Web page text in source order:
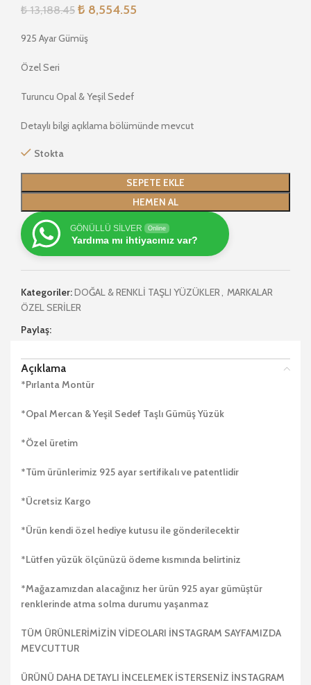
₺13,188.45 ₺ 8,554.55
925 Ayar Gümüş
Özel Seri
Turuncu Opal & Yeşil Sedef
Detaylı bilgi açıklama bölümünde mevcut
Stokta
SEPETE EKLE
HEMEN AL
GÖNÜLLÜ SİLVER Online
Yardıma mı ihtiyacınız var?
Kategoriler:DOĞAL & RENKLİ TAŞLI YÜZÜKLER, MARKALAR
ÖZEL SERİLER
Paylaş:
Açıklama
*Pırlanta Montür
*Opal Mercan & Yeşil Sedef Taşlı Gümüş Yüzük
*Özel üretim
*Tüm ürünlerimiz 925 ayar sertifikalı ve patentlidir
*Ücretsiz Kargo
*Ürün kendi özel hediye kutusu ile gönderilecektir
*Lütfen yüzük ölçünüzü ödeme kısmında belirtiniz
*Mağazamızdan alacağınız her ürün 925 ayar gümüştür
renklerinde atma solma durumu yaşanmaz
TÜM ÜRÜNLERİMİZİN VİDEOLARI İNSTAGRAM SAYFAMIZDA
MEVCUTTUR
ÜRÜNÜ DAHA DETAYLI İNCELEMEK İSTERSENİZ İNSTAGRAM